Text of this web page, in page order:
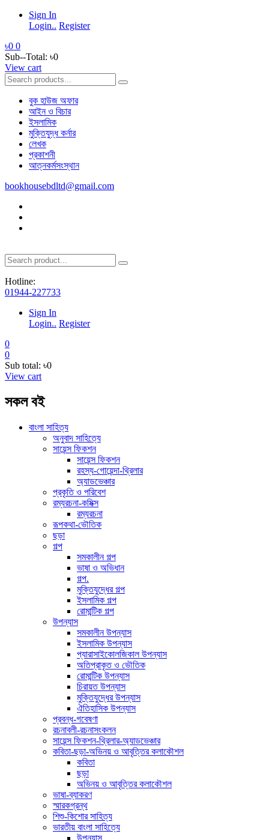
Sign In
Login.. Register
৳0 0
Sub--Total: ৳0
View cart
বুক হাউজ অফার
আইন ও বিচার
ইসলামিক
মুক্তিযুদ্ধ কর্নার
লেখক
প্রকাশনী
আত্নকর্মসংস্থান
bookhousebdltd@gmail.com
Hotline:
01944-227733
Sign In
Login.. Register
0
0
Sub total: ৳0
View cart
সকল বই
বাংলা সাহিত্য
অনুবাদ সাহিত্যে
সায়েন্স ফিকশন
সায়েন্স ফিকশন
রহস্য-গোয়েন্দা-থ্রিলার
অ্যাডভেঞ্চার
প্রকৃতি ও পরিবেশ
রম্যরচনা-কমিক্স
রম্যরচনা
রূপকথা-ভৌতিক
ছড়া
গল্প
সমকালীন গল্প
ভাষা ও অভিধান
গল্প.
মুক্তিযুদ্ধের গল্প
ইসলামিক গল্প
রোমান্টিক গল্প
উপন্যাস
সমকালীন উপন্যাস
ইসলামিক উপন্যাস
প্যারাসাইকোলজিকাল উপন্যাস
অতিপ্রাকৃত ও ভৌতিক
রোমান্টিক উপন্যাস
চিরায়ত উপন্যাস
মুক্তিযুদ্ধের উপন্যাস
ঐতিহাসিক উপন্যাস
প্রবন্ধ-গবেষণা
রচনাবলী-রচনাসংকলন
সায়েন্স ফিকশন-থ্রিলার-অ্যাডভেঞ্চার
কবিতা-ছড়া-অভিনয় ও আবৃত্তির কলাকৌশল
কবিতা
ছড়া
অভিনয় ও আবৃত্তির কলাকৌশল
ভাষা-ব্যাকরণ
স্মারকগ্রন্থ
শিশু-কিশোর সাহিত্য
ভারতীয় বাংলা সাহিত্যে
উপন্যাস